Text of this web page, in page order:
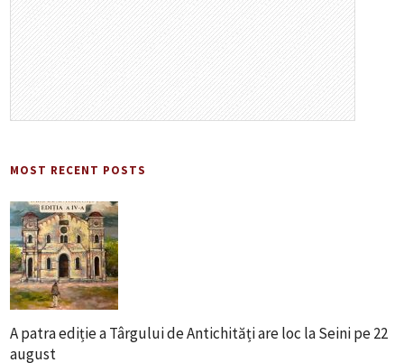
MOST RECENT POSTS
A patra ediție a Târgului de Antichități are loc la Seini pe 22
august